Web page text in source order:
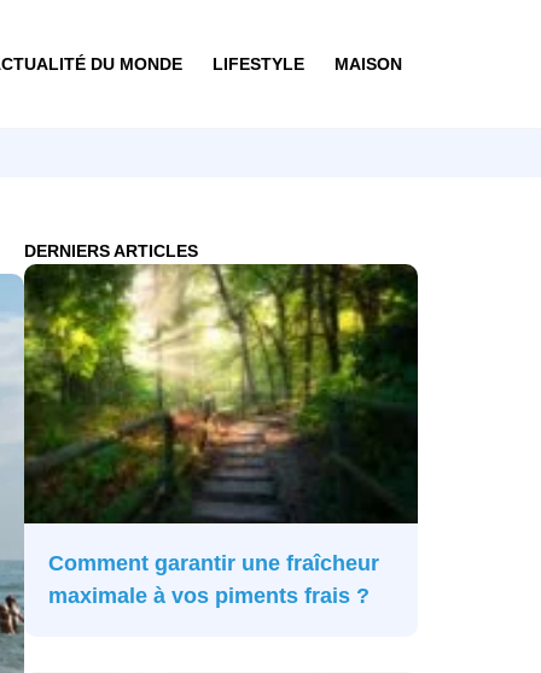
DU MONDE LIFESTYLE MAISON
DERNIERS ARTICLES
Comment garantir une fraîcheur
maximale à vos piments frais ?